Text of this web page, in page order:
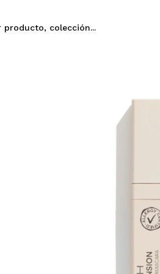
Al crear una cuenta
rápidamente, revisar
colori